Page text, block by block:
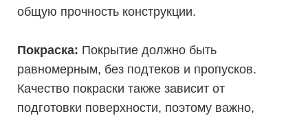
общую прочность конструкции.
Покраска: Покрытие должно быть
равномерным, без подтеков и пропусков.
Качество покраски также зависит от
подготовки поверхности, поэтому важно,